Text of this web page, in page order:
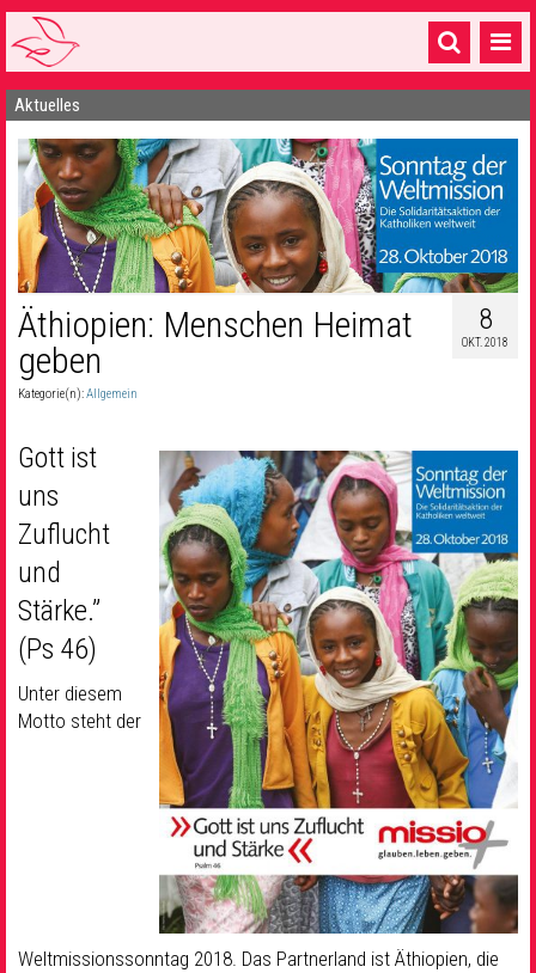
Startseite
1 Pfarrei
16 Gemeinden & mehr
Gottesdienste & Sinnsuche
Gemeinschaft & Soziales
Musik& Kultur
Seelsorge & Kontakt
Aktuelles
8
OKT. 2018
Äthiopien: Menschen Heimat
geben
Kategorie(n):Allgemein
Gott ist
uns
Zuflucht
und
Stärke.”
(Ps 46)
Unter diesem
Motto steht der
Weltmissionssonntag 2018. Das Partnerland ist Äthiopien, die